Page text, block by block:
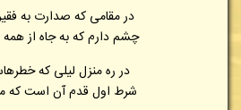
در مقامی که صدارت به
چشم دارم که به جاه از
در ره منزل لیلی که
شرط اول قدم آن است که